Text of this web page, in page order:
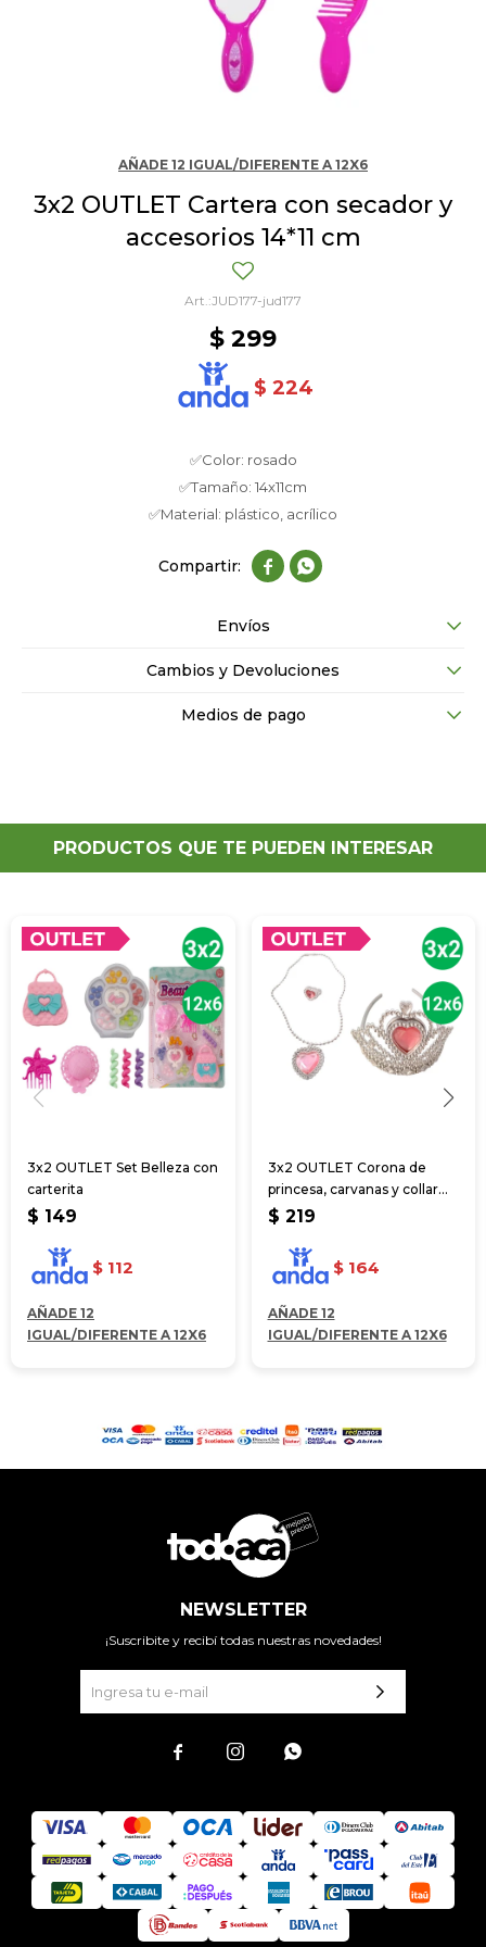
AÑADE 12 IGUAL/DIFERENTE A 12X6
3x2 OUTLET Cartera con secador y
accesorios 14*11 cm
JUD177-jud177
$ 299
$ 224
✅Color: rosado
✅Tamaño: 14x11cm
✅Material: plástico, acrílico
 
Envíos
Cambios y Devoluciones
Medios de pago
PRODUCTOS QUE TE PUEDEN INTERESAR
3x2 OUTLET Set Belleza con
carterita
$ 149
$ 112
AÑADE 12
IGUAL/DIFERENTE A 12X6
3x2 OUTLET Corona de
princesa, carvanas y collar
11*14*14cm
$ 219
$ 164
AÑADE 12
IGUAL/DIFERENTE A 12X6
NEWSLETTER
¡Suscribite y recibí todas nuestras novedades!
  